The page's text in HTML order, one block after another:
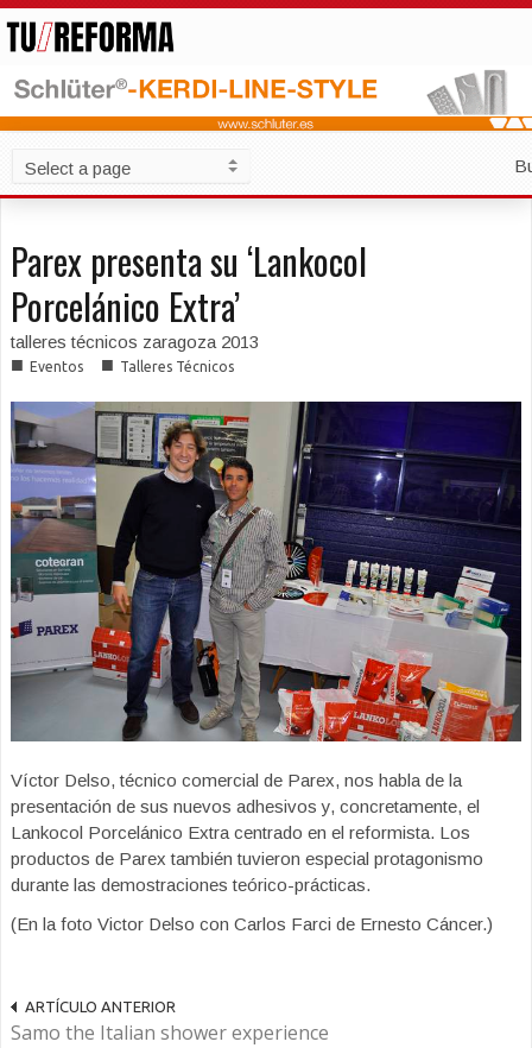
Parex presenta su ‘Lankocol
Porcelánico Extra’
talleres técnicos zaragoza 2013
■ Eventos ■ Talleres Técnicos
Víctor Delso, técnico comercial de Parex, nos habla de la
presentación de sus nuevos adhesivos y, concretamente, el
Lankocol Porcelánico Extra centrado en el reformista. Los
productos de Parex también tuvieron especial protagonismo
durante las demostraciones teórico-prácticas.
(En la foto Victor Delso con Carlos Farci de Ernesto Cáncer.)
ARTÍCULO ANTERIOR
Samo the Italian shower experience